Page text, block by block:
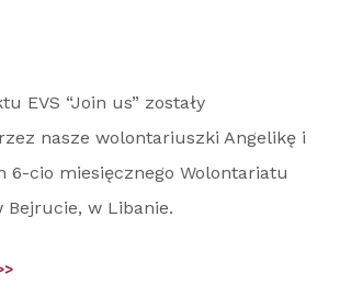
EVS “Join us” zostały
nasze wolontariuszki Angelikę i
6-cio miesięcznego Wolontariatu
Bejrucie, w Libanie.